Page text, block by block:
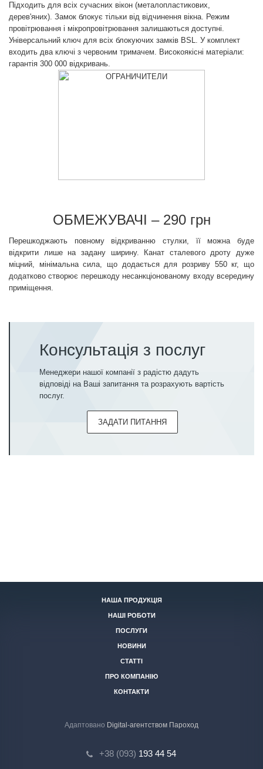
Підходить для всіх сучасних вікон (металопластикових,
дерев'яних). Замок блокує тільки від відчинення вікна. Режим
провітрювання і мікропровітрювання залишаються доступні.
Універсальний ключ для всіх блокуючих замків BSL. У комплект
входить два ключі з червоним тримачем. Високоякісні матеріали:
гарантія 300 000 відкривань.
ОБМЕЖУВАЧІ – 290 грн
Перешкоджають повному відкриванню стулки, її можна буде
відкрити лише на задану ширину. Канат сталевого дроту дуже
міцний, мінімальна сила, що додається для розриву 550 кг, що
додатково створює перешкоду несанкціонованому входу всередину
приміщення.
Консультація з послуг
Менеджери нашої компанії з радістю дадуть
відповіді на Ваші запитання та розрахують вартість
послуг.
ЗАДАТИ ПИТАННЯ
НАША ПРОДУКЦІЯ
НАШІ РОБОТИ
ПОСЛУГИ
НОВИНИ
СТАТТІ
ПРО КОМПАНІЮ
КОНТАКТИ
Адаптовано Digital-агентством Пароход
+38 (093) 193 44 54